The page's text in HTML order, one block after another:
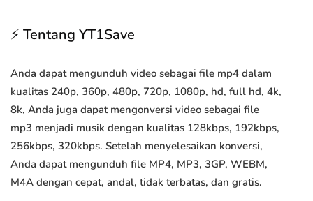
⚡ Tentang YT1Save
Anda dapat mengunduh video sebagai file mp4 dalam
kualitas 240p, 360p, 480p, 720p, 1080p, hd, full hd, 4k,
8k, Anda juga dapat mengonversi video sebagai file
mp3 menjadi musik dengan kualitas 128kbps, 192kbps,
256kbps, 320kbps. Setelah menyelesaikan konversi,
Anda dapat mengunduh file MP4, MP3, 3GP, WEBM,
M4A dengan cepat, andal, tidak terbatas, dan gratis.